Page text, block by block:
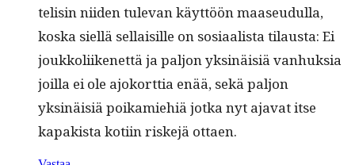
telisin niiden tule­van käyt­töön maaseudul­la,
kos­ka siel­lä sel­l­aisille on sosi­aal­ista tilaus­ta: Ei
joukkoli­ikenet­tä ja paljon yksinäisiä van­huk­sia
joil­la ei ole ajoko­rt­tia enää, sekä paljon
yksinäisiä poikamiehiä jot­ka nyt aja­vat itse
kapak­ista koti­in riske­jä ottaen.